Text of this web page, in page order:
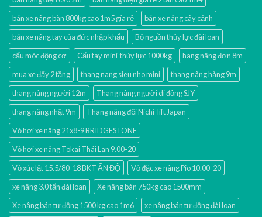
bán xe nâng bàn 800kg cao 1m5 gía rẻ
bán xe nâng cây cảnh
bán xe nâng tay của đức nhập khẩu
Bộ nguồn thủy lực đài loan
cẩu móc động cơ
Cẩu tay mini thủy lực 1000kg
hang nâng đơn 8m
mua xe đẩy 2 tầng
thang nang sieu nho mini
thang nâng hàng 9m
thang nâng người 12m
Thang nâng người di động SJY
thang nâng nhật 9m
Thang nâng đôi Nichi-lift Japan
Vỏ hơi xe nâng 21x8-9 BRIDGESTONE
Vỏ hơi xe nâng Tokai Thái Lan 9.00-20
Vỏ xúc lật 15.5/80-18 BKT ẤN ĐỘ
Vỏ đặc xe nâng Pio 10.00-20
xe nâng 3.0 tấn đài loan
Xe nâng bàn 750kg cao 1500mm
Xe nâng bán tự động 1500 kg cao 1m6
xe nâng bán tự động đài loan